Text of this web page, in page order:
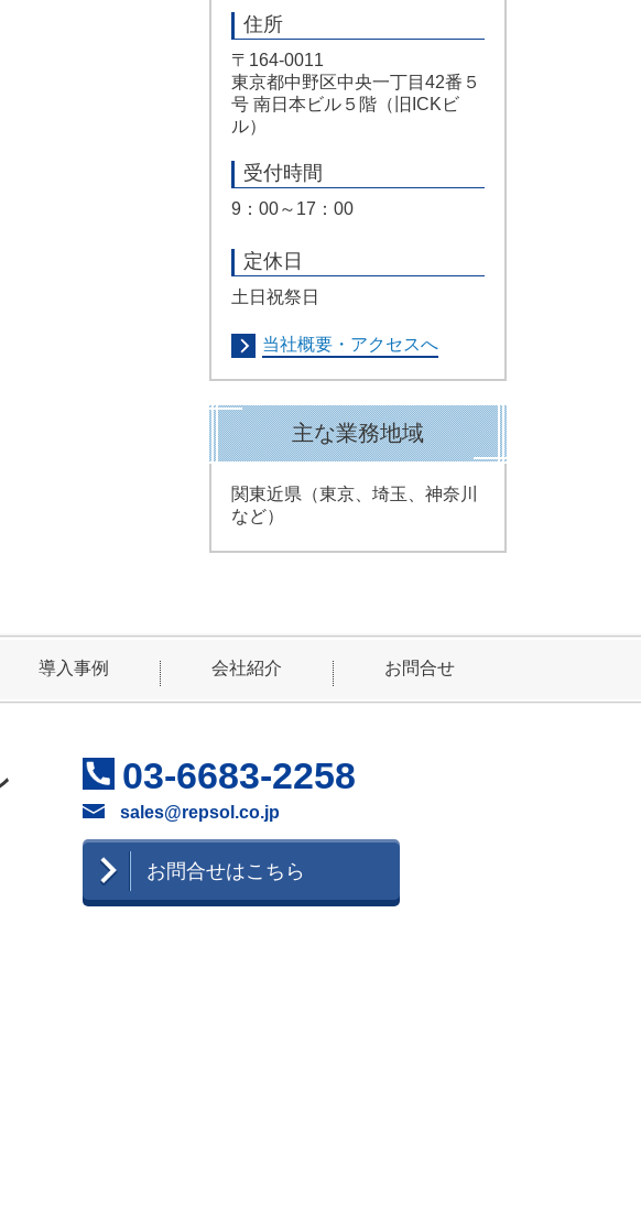
住所
〒164-0011
東京都中野区中央一丁目42番５
号 南日本ビル５階（旧ICKビ
ル）
受付時間
9：00～17：00
定休日
土日祝祭日
当社概要・アクセスへ
主な業務地域
関東近県（東京、埼玉、神奈川
など）
導入事例 会社紹介 お問合せ
03-6683-2258
sales@repsol.co.jp
お問合せはこちら